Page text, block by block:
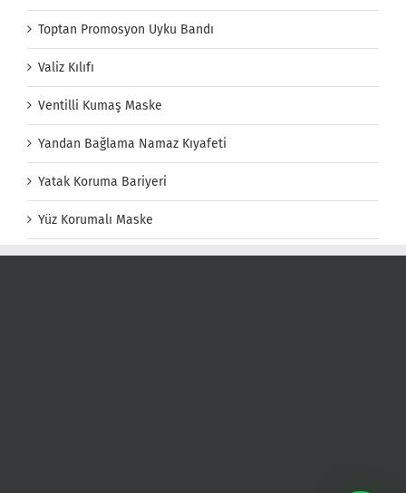
Toptan Promosyon Uyku Bandı
Valiz Kılıfı
Ventilli Kumaş Maske
Yandan Bağlama Namaz Kıyafeti
Yatak Koruma Bariyeri
Yüz Korumalı Maske